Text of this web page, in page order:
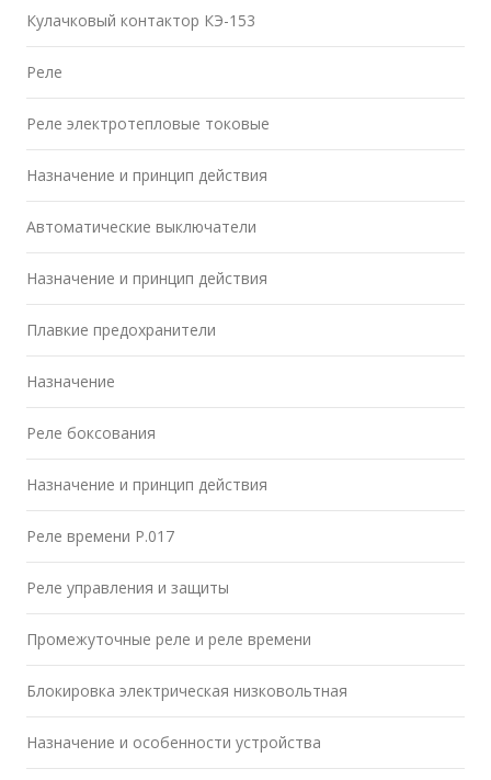
Кулачковый контактор КЭ-153
Реле
Реле электротепловые токовые
Назначение и принцип действия
Автоматические выключатели
Назначение и принцип действия
Плавкие предохранители
Назначение
Реле боксования
Назначение и принцип действия
Реле времени Р.017
Реле управления и защиты
Промежуточные реле и реле времени
Блокировка электрическая низковольтная
Назначение и особенности устройства